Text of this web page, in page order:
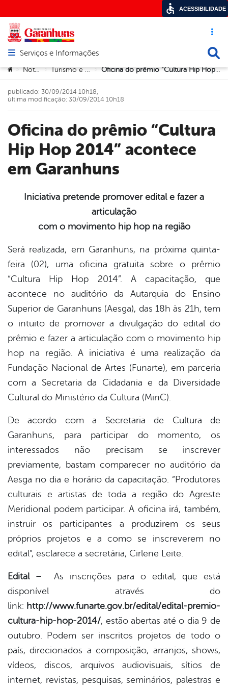
Acesso
Abrir menu principal de navegação
Serviços e Informações
Você está aqui:
> Notícias > Turismo e Cultura > Oficina do prêmio “Cultura Hip Hop 2014” acontece em Garanhuns
Oficina do prêmio “Cultura
Hip Hop 2014” acontece
em Garanhuns
publicado: 30/09/2014 10h18,
última modificação: 30/09/2014 10h18
Iniciativa pretende promover edital e fazer a
articulação
com o movimento hip hop na região
Será realizada, em Garanhuns, na próxima quinta-
feira (02), uma oficina gratuita sobre o prêmio
“Cultura Hip Hop 2014”. A capacitação, que
acontece no auditório da Autarquia do Ensino
Superior de Garanhuns (Aesga), das 18h às 21h, tem
o intuito de promover a divulgação do edital do
prêmio e fazer a articulação com o movimento hip
hop na região. A iniciativa é uma realização da
Fundação Nacional de Artes (Funarte), em parceria
com a Secretaria da Cidadania e da Diversidade
Cultural do Ministério da Cultura (MinC).
De acordo com a Secretaria de Cultura de
Garanhuns, para participar do momento, os
interessados não precisam se inscrever
previamente, bastam comparecer no auditório da
Aesga no dia e horário da capacitação. “Produtores
culturais e artistas de toda a região do Agreste
Meridional podem participar. A oficina irá, também,
instruir os participantes a produzirem os seus
próprios projetos e a como se inscreverem no
edital”, esclarece a secretária, Cirlene Leite.
Edital – As inscrições para o edital, que está
disponível através do
link: http://www.funarte.gov.br/edital/edital-premio-
cultura-hip-hop-2014/, estão abertas até o dia 9 de
outubro. Podem ser inscritos projetos de todo o
país, direcionados a composição, arranjos, shows,
vídeos, discos, arquivos audiovisuais, sítios de
internet, revistas, pesquisas, seminários, palestras e
ACESSIBILIDADE